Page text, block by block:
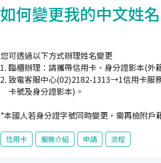
如何變更我的中文姓名
您可透過以下方式辦理姓名變更
臨櫃辦理：請攜帶信用卡、身分證影本(外
致電客服中心(02)2182-1313→1信用卡
卡號及身分證影本)。
*本國人若身分證字號同時變更，需再檢附戶
信用卡 服務介紹 申請 流程